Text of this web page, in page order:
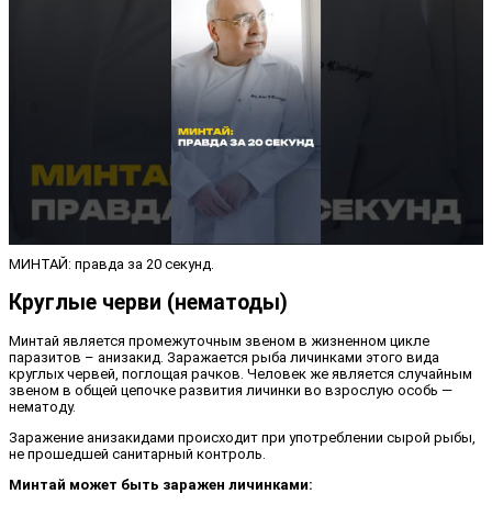
МИНТАЙ: правда за 20 секунд.
Круглые черви (нематоды)
Минтай является промежуточным звеном в жизненном цикле
паразитов – анизакид. Заражается рыба личинками этого вида
круглых червей, поглощая рачков. Человек же является случайным
звеном в общей цепочке развития личинки во взрослую особь —
нематоду.
Заражение анизакидами происходит при употреблении сырой рыбы,
не прошедшей санитарный контроль.
Минтай может быть заражен личинками: